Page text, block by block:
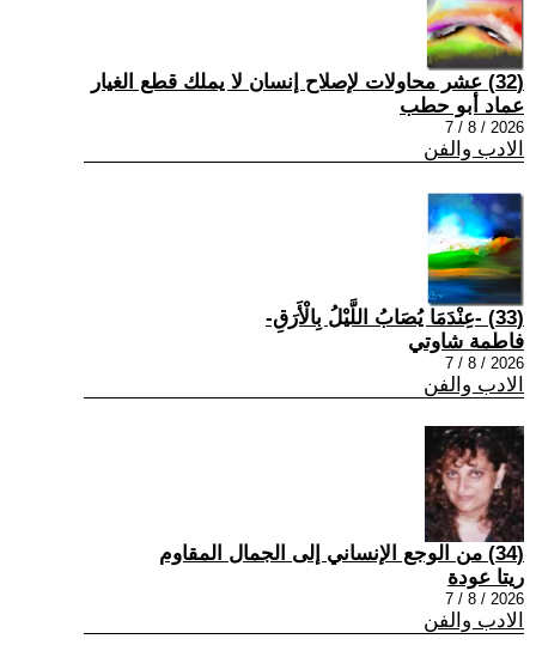
(32) عشر محاولات لإصلاح إنسان لا يملك قطع الغيار
عماد أبو حطب
2026 / 8 / 7
الادب والفن
(33) -عِنْدَمَا يُصَابُ اللَّيْلُ بِالْأَرَقِ-
فاطمة شاوتي
2026 / 8 / 7
الادب والفن
(34) من الوجع الإنساني إلى الجمال المقاوم
ريتا عودة
2026 / 8 / 7
الادب والفن